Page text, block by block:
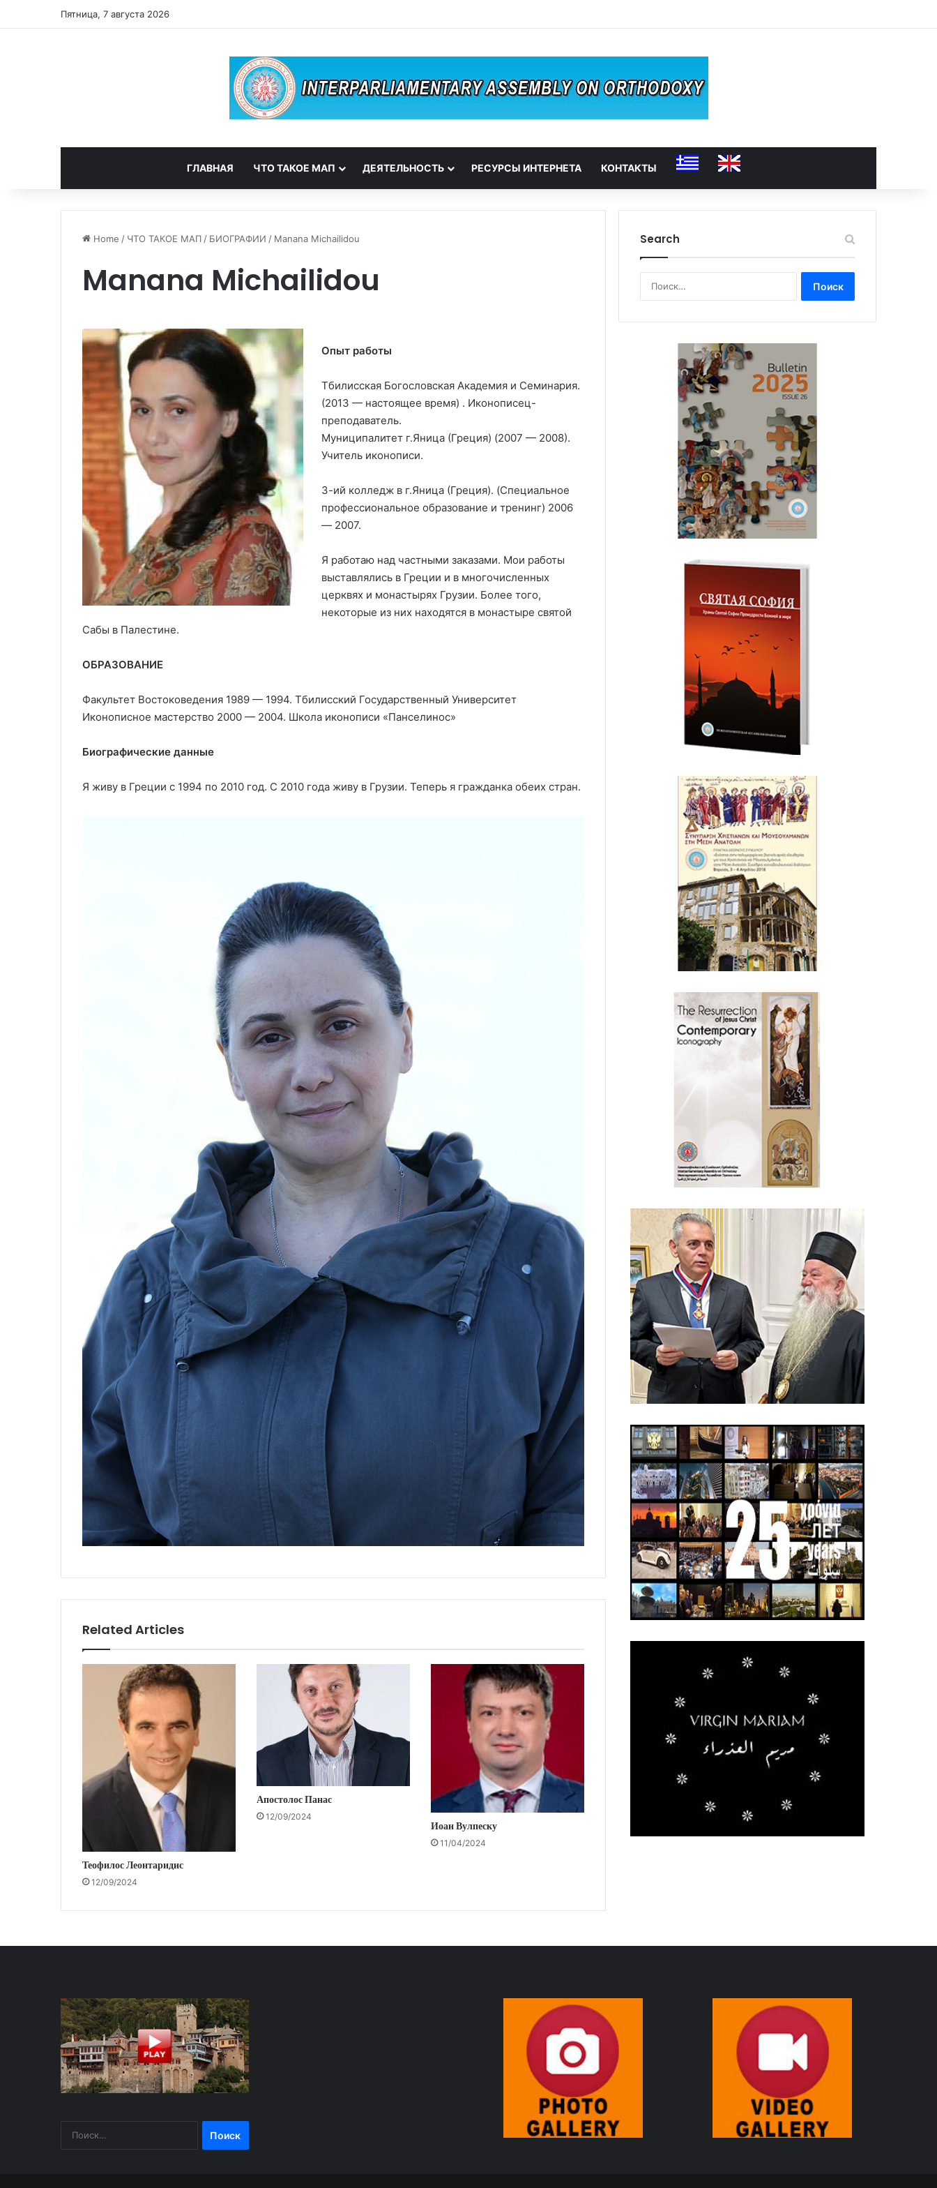
Пятница, 7 августа 2026
ГЛАВНАЯ ЧТО ТАКОЕ МАП ДЕЯТЕЛЬНОСТЬ РЕСУРСЫ ИНТЕРНЕТА КОНТАКТЫ
Home / ЧТО ТАКОЕ МАП / БИОГРАФИИ / Manana Michailidou
Manana Michailidou
Опыт работы
Тбилисская Богословская Академия и Семинария.
(2013 — настоящее время) . Иконописец-
преподаватель.
Муниципалитет г.Яница (Греция) (2007 — 2008).
Учитель иконописи.
3-ий колледж в г.Яница (Греция). (Специальное
профессиональное образование и тренинг) 2006
— 2007.
Я работаю над частными заказами. Мои работы
выставлялись в Греции и в многочисленных
церквях и монастырях Грузии. Более того,
некоторые из них находятся в монастыре святой
Сабы в Палестине.
ОБРАЗОВАНИЕ
Факультет Востоковедения 1989 — 1994. Тбилисский Государственный Университет
Иконописное мастерство 2000 — 2004. Школа иконописи «Панселинос»
Биографические данные
Я живу в Греции с 1994 по 2010 год. С 2010 года живу в Грузии. Теперь я гражданка обеих стран.
Related Articles
Теофилос Леонтаридис
12/09/2024
Апостолос Панас
12/09/2024
Иоан Вулпеску
11/04/2024
Search